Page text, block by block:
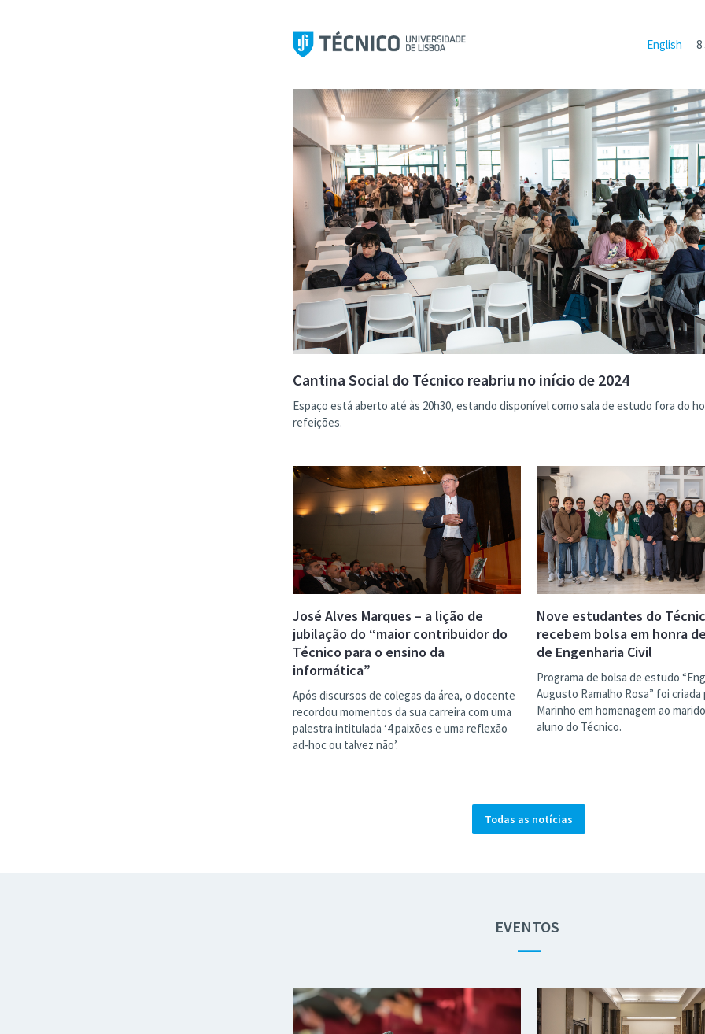
English 8
Cantina Social do Técnico reabriu no início de 2024
Espaço está aberto até às 20h30, estando disponível como sala de estudo fora do
refeições.
José Alves Marques – a lição de
jubilação do “maior contribuidor do
Técnico para o ensino da
informática”
Após discursos de colegas da área, o docente
recordou momentos da sua carreira com uma
palestra intitulada ‘4 paixões e uma reflexão
ad-hoc ou talvez não’.
Nove estudantes do
recebem bolsa em honra
de Engenharia Civil
Programa de bolsa de estudo
Augusto Ramalho Rosa” foi
Marinho em homenagem ao
aluno do Técnico.
Todas as notícias
EVENTOS
—